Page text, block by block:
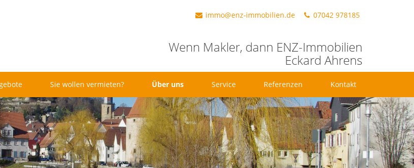
immo@enz-immobilien.de 07042 978185
Wenn Makler, dann ENZ-Immobilien
Eckard Ahrens
Sie wollen vermieten? Über uns Service Referenzen Kontakt